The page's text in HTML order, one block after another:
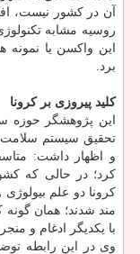
آن در کشور نیست،
روسیه مشابه
این واکسن یا نمونه
برد.
کلید پیروزی بر کرونا
این پژوهشگر حوزه
تحقیق سیستم سلامت
و اظهار داشت:
کرد؛ در حالی که
کرونا دو علم
مند شدند؛ همان
با یکدیگر ادغام و
وی در این رابطه